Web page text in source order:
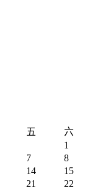
五
六
1
7
8
14
15
21
22